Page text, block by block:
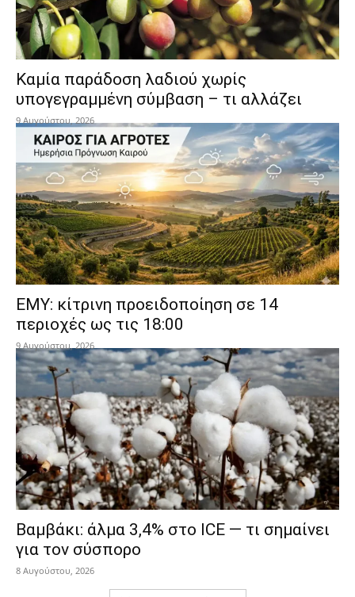
Καμία παράδοση λαδιού χωρίς
υπογεγραμμένη σύμβαση – τι αλλάζει
9 Αυγούστου, 2026
ΕΜΥ: κίτρινη προειδοποίηση σε 14
περιοχές ως τις 18:00
9 Αυγούστου, 2026
Βαμβάκι: άλμα 3,4% στο ICE — τι σημαίνει
για τον σύσπορο
8 Αυγούστου, 2026